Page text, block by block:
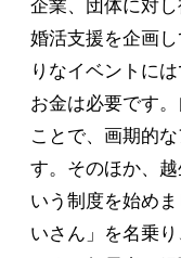
企業、団体に対
婚活支援を企画
りなイベントに
お金は必要です
ことで、画期的
す。そのほか、
いう制度を始め
いさん」を名乗